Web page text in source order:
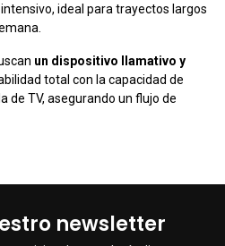
ideal para trayectos largos
un dispositivo llamativo y
total con la capacidad de
de TV, asegurando un flujo de
newsletter